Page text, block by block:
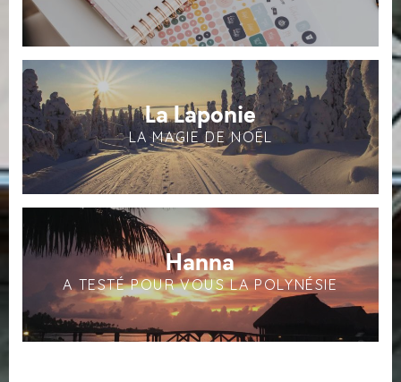
La Laponie
LA MAGIE DE NOËL
Hanna
A TESTÉ POUR VOUS LA POLYNÉSIE